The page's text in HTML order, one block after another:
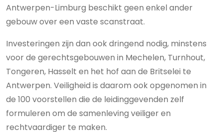
Antwerpen-Limburg beschikt geen enkel ander
gebouw over een vaste scanstraat.
Investeringen zijn dan ook dringend nodig, minstens
voor de gerechtsgebouwen in Mechelen, Turnhout,
Tongeren, Hasselt en het hof aan de Britselei te
Antwerpen. Veiligheid is daarom ook opgenomen in
de 100 voorstellen die de leidinggevenden zelf
formuleren om de samenleving veiliger en
rechtvaardiger te maken.